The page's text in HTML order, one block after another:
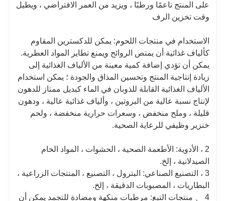
على المنتج ناعمًا ورطبًا ، ويزيد من العمر الافتراضي ، ويطيل
وقت تخزين الرف
الاستخدام في منتجات اللحوم: يمكن للدكسترين المقاوم
كألياف غذائية أن يمتص الروائح ويمنع تطاير المواد العطرية.
يمكن أن تؤدي إضافة كمية معينة من الألياف الغذائية إلى
زيادة إنتاجية المنتج وتحسين المذاق والجودة ؛ يمكن استخدام
الألياف الغذائية القابلة للذوبان في الماء كبديل ممتاز للدهون
لإنتاج نسبة عالية من البروتين ، وألياف غذائية عالية ، ودهون
قليلة ، وملح منخفض ، وسعرات حرارية منخفضة ، ولحم
خنزير وظيفي للرعاية الصحية.
2 ، الأدوية: الأطعمة الصحية ، الحشوات ، المواد الخام
الصيدلانية ، إلخ.
3 ، التصنيع الصناعي: البترول ، التصنيع ، المنتجات الزراعية ،
البطاريات ، المصبوبات الدقيقة ، إلخ.
4 、 منتجات التبغ: مرطبات منكهة ومضادة للتجمد يمكن أن